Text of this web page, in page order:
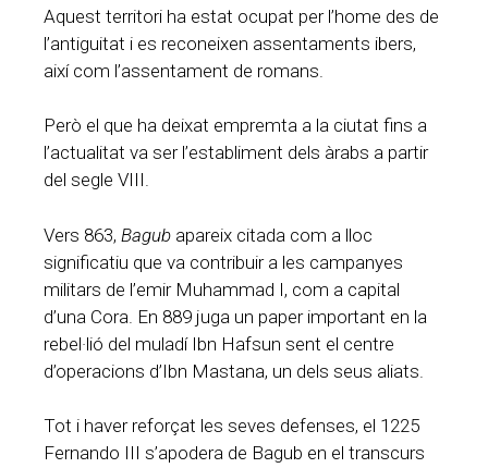
Aquest territori ha estat ocupat per l’home des de
l’antiguitat i es reconeixen assentaments ibers,
així com l’assentament de romans.
Però el que ha deixat empremta a la ciutat fins a
l’actualitat va ser l’establiment dels àrabs a partir
del segle VIII.
Vers 863, Bagub apareix citada com a lloc
significatiu que va contribuir a les campanyes
militars de l’emir Muhammad I, com a capital
d’una Cora. En 889 juga un paper important en la
rebel·lió del muladí Ibn Hafsun sent el centre
d’operacions d’Ibn Mastana, un dels seus aliats.
Tot i haver reforçat les seves defenses, el 1225
Fernando III s’apodera de Bagub en el transcurs